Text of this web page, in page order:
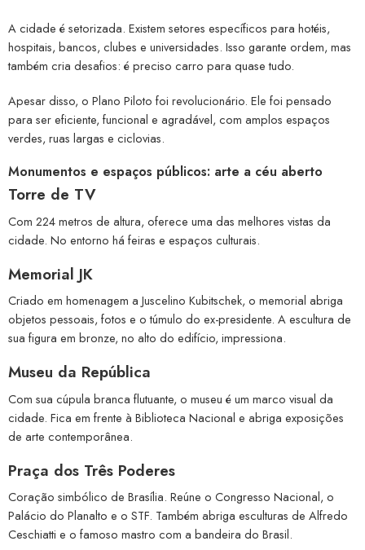
A cidade é setorizada. Existem setores específicos para hotéis,
hospitais, bancos, clubes e universidades. Isso garante ordem, mas
também cria desafios: é preciso carro para quase tudo.
Apesar disso, o Plano Piloto foi revolucionário. Ele foi pensado
para ser eficiente, funcional e agradável, com amplos espaços
verdes, ruas largas e ciclovias.
Monumentos e espaços públicos: arte a céu aberto
Torre de TV
Com 224 metros de altura, oferece uma das melhores vistas da
cidade. No entorno há feiras e espaços culturais.
Memorial JK
Criado em homenagem a Juscelino Kubitschek, o memorial abriga
objetos pessoais, fotos e o túmulo do ex-presidente. A escultura de
sua figura em bronze, no alto do edifício, impressiona.
Museu da República
Com sua cúpula branca flutuante, o museu é um marco visual da
cidade. Fica em frente à Biblioteca Nacional e abriga exposições
de arte contemporânea.
Praça dos Três Poderes
Coração simbólico de Brasília. Reúne o Congresso Nacional, o
Palácio do Planalto e o STF. Também abriga esculturas de Alfredo
Ceschiatti e o famoso mastro com a bandeira do Brasil.